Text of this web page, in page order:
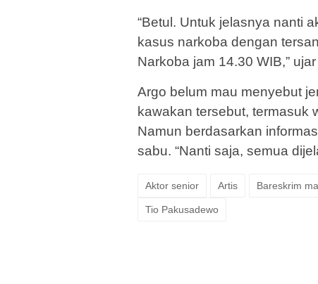
“Betul. Untuk jelasnya nanti
kasus narkoba dengan
Narkoba jam 14.30 WIB,”
Argo belum mau menyebut
kawakan tersebut, termasuk
Namun berdasarkan
sabu. “Nanti saja, semua
Aktor senior Artis Bareskrim
Tio Pakusadewo